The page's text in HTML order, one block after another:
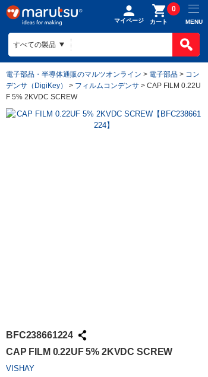
マイページ カート
0
MENU
電子部品・半導体通販のマルツオンライン > 電子部品 > コン
デンサ（DigiKey）
> フィルムコンデンサ > CAP FILM 0.22U
F 5% 2KVDC SCREW
BFC238661224
CAP FILM 0.22UF 5% 2KVDC SCREW
VISHAY